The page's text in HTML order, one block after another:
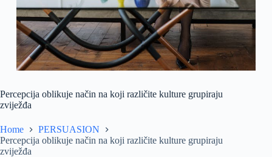
Percepcija oblikuje način na koji različite kulture grupiraju
zviježđa
Home
PERSUASION
Percepcija oblikuje način na koji različite kulture grupiraju
zviježđa